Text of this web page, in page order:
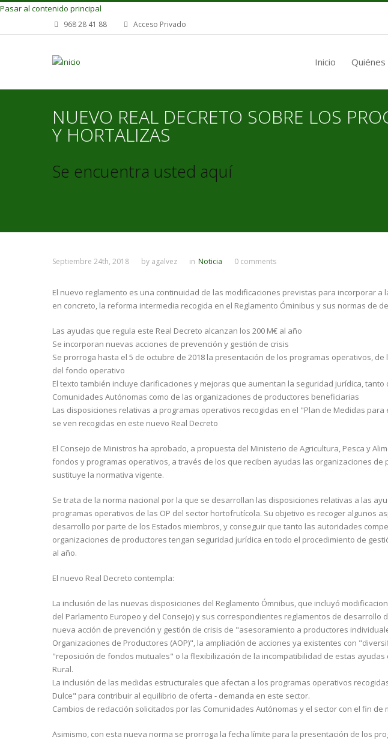
Pasar al contenido principal
968 28 41 88 Acceso Privado
Inicio Quiénes
NUEVO REAL DECRETO SOBRE LOS
Y HORTALIZAS
Se encuentra usted aquí
Septiembre 24th, 2018 by agalvez in Noticia 0 comments
El nuevo reglamento es una continuidad de las modificaciones previstas para incorporar a
en concreto, la reforma intermedia recogida en el Reglamento Óminibus y sus normas de
Las ayudas que regula este Real Decreto alcanzan los 200 M€ al año
Se incorporan nuevas acciones de prevención y gestión de crisis
Se prorroga hasta el 5 de octubre de 2018 la presentación de los programas operativos,
del fondo operativo
El texto también incluye clarificaciones y mejoras que aumentan la seguridad jurídica,
Comunidades Autónomas como de las organizaciones de productores beneficiarias
Las disposiciones relativas a programas operativos recogidas en el "Plan de Medidas
se ven recogidas en este nuevo Real Decreto
El Consejo de Ministros ha aprobado, a propuesta del Ministerio de Agricultura, Pesca y
fondos y programas operativos, a través de los que reciben ayudas las organizaciones de
sustituye la normativa vigente.
Se trata de la norma nacional por la que se desarrollan las disposiciones relativas a las
programas operativos de las OP del sector hortofrutícola. Su objetivo es recoger algunos
desarrollo por parte de los Estados miembros, y conseguir que tanto las autoridades
organizaciones de productores tengan seguridad jurídica en todo el procedimiento de
al año.
El nuevo Real Decreto contempla:
La inclusión de las nuevas disposiciones del Reglamento Ómnibus, que incluyó
del Parlamento Europeo y del Consejo) y sus correspondientes reglamentos de desarrollo
nueva acción de prevención y gestión de crisis de "asesoramiento a productores
Organizaciones de Productores (AOP)", la ampliación de acciones ya existentes con
"reposición de fondos mutuales" o la flexibilización de la incompatibilidad de estas ayudas
Rural.
La inclusión de las medidas estructurales que afectan a los programas operativos
Dulce" para contribuir al equilibrio de oferta - demanda en este sector.
Cambios de redacción solicitados por las Comunidades Autónomas y el sector con el fin de
Asimismo, con esta nueva norma se prorroga la fecha límite para la presentación de los